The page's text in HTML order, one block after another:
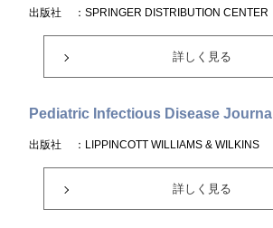
出版社 ：SPRINGER DISTRIBUTION CENTER
詳しく見る
Pediatric Infectious Disease Journal
出版社 ：LIPPINCOTT WILLIAMS & WILKINS
詳しく見る